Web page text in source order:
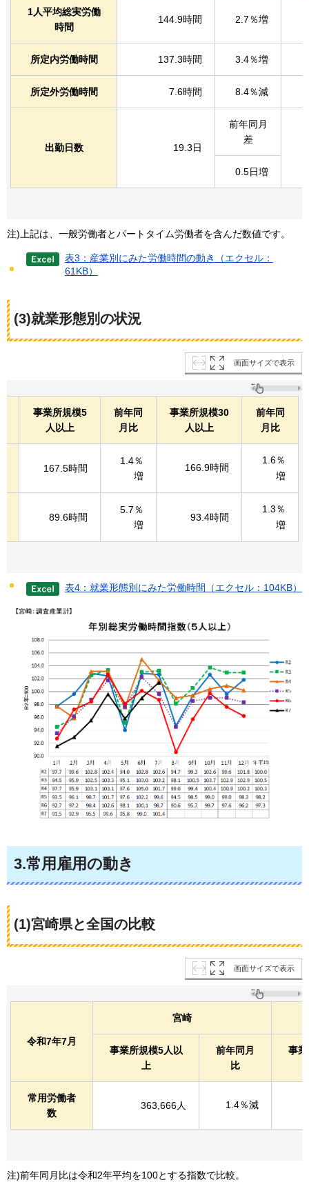
1人平均総実労働
時間
144.9時間 2.7％増
所定内労働時間 137.3時間 3.4％増
所定外労働時間 7.6時間 8.4％減
出勤日数 19.3日
前年同月
差
0.5日増
注)上記は、一般労働者とパートタイム労働者を含んだ数値です。
表3：産業別にみた労働時間の動き（エクセル：
61KB）
(3)就業形態別の状況
画面サイズで表示
事業所規模5
人以上
前年同
月比
事業所規模30
人以上
前年同
月比
167.5時間
1.4％
増
166.9時間
1.6％
増
89.6時間
5.7％
増
93.4時間
1.3％
増
表4：就業形態別にみた労働時間（エクセル：104KB）
3.常用雇用の動き
(1)宮崎県と全国の比較
画面サイズで表示
令和7年7月
宮崎
事業所規模5人以
上
前年同月
比
事
常用労働者
数
363,666人 1.4％減
注)前年同月比は令和2年平均を100とする指数で比較。